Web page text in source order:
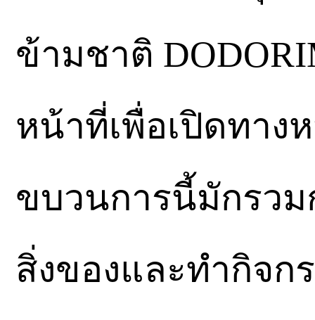
ข้ามชาติ
หน้าที่เพื่อเปิดทา
ขบวนการนี้มักรวม
สิ่งของและทำกิจก